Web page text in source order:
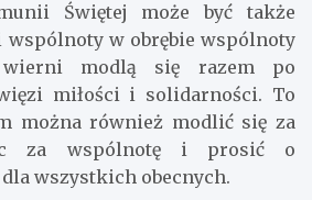
Świętej może być także
wspólnoty w obrębie wspólnoty
wierni modlą się razem po
miłości i solidarności. To
można również modlić się za
za wspólnotę i prosić o
dla wszystkich obecnych.